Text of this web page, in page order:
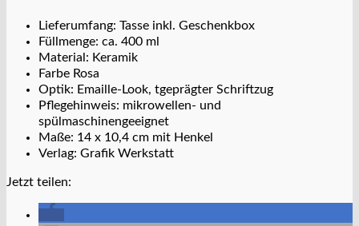
Lieferumfang: Tasse inkl. Geschenkbox
Füllmenge: ca. 400 ml
Material: Keramik
Farbe Rosa
Optik: Emaille-Look, tgeprägter Schriftzug
Pflegehinweis: mikrowellen- und
spülmaschinengeeignet
Maße: 14 x 10,4 cm mit Henkel
Verlag: Grafik Werkstatt
Jetzt teilen: